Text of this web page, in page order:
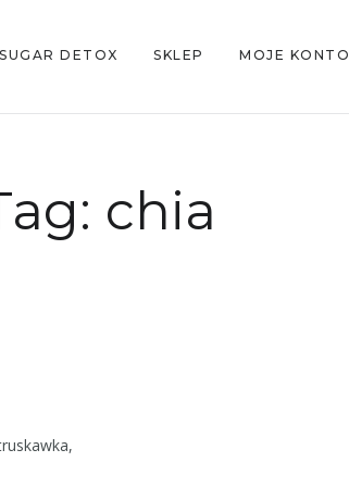
SUGAR DETOX SKLEP MOJE KONTO
chia